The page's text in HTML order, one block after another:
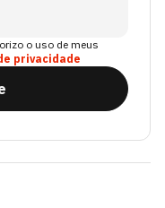
o uso de meus
privacidade